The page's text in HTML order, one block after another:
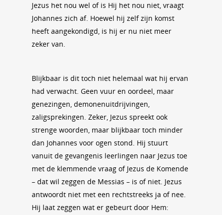
Jezus het nou wel of is Hij het nou niet, vraagt
Johannes zich af. Hoewel hij zelf zijn komst
heeft aangekondigd, is hij er nu niet meer
zeker van.
Blijkbaar is dit toch niet helemaal wat hij ervan
had verwacht. Geen vuur en oordeel, maar
genezingen, demonenuitdrijvingen,
zaligsprekingen. Zeker, Jezus spreekt ook
strenge woorden, maar blijkbaar toch minder
dan Johannes voor ogen stond. Hij stuurt
vanuit de gevangenis leerlingen naar Jezus toe
met de klemmende vraag of Jezus de Komende
– dat wil zeggen de Messias – is of niet. Jezus
antwoordt niet met een rechtstreeks ja of nee.
Hij laat zeggen wat er gebeurt door Hem: